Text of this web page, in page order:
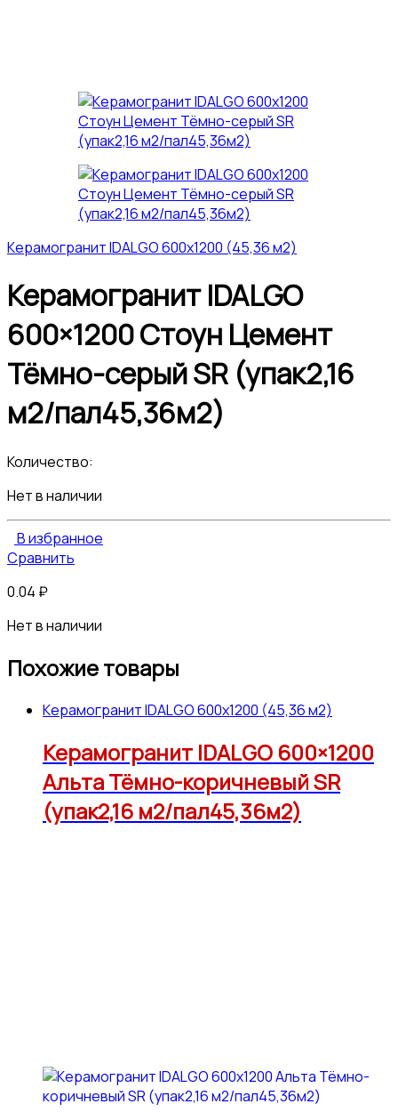
Керамогранит IDALGO 600x1200 (45,36 м2)
Керамогранит IDALGO
600×1200 Стоун Цемент
Тёмно-серый SR (упак2,16
м2/пал45,36м2)
Количество:
Нет в наличии
В избранное
Сравнить
0.04 ₽
Нет в наличии
Похожие товары
Керамогранит IDALGO 600x1200 (45,36 м2)
Керамогранит IDALGO 600×1200
Альта Тёмно-коричневый SR
(упак2,16 м2/пал45,36м2)